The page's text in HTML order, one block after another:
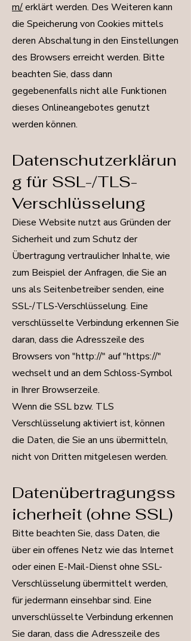
m/erklärt werden. Des Weiteren kann
die Speicherung von Cookies mittels
deren Abschaltung in den Einstellungen
des Browsers erreicht werden. Bitte
beachten Sie, dass dann
gegebenenfalls nicht alle Funktionen
dieses Onlineangebotes genutzt
werden können.
Datenschutzerklärun
g für SSL-/TLS-
Verschlüsselung
Diese Website nutzt aus Gründen der
Sicherheit und zum Schutz der
Übertragung vertraulicher Inhalte, wie
zum Beispiel der Anfragen, die Sie an
uns als Seitenbetreiber senden, eine
SSL-/TLS-Verschlüsselung. Eine
verschlüsselte Verbindung erkennen Sie
daran, dass die Adresszeile des
Browsers von "http://" auf "https://"
wechselt und an dem Schloss-Symbol
in Ihrer Browserzeile.
Wenn die SSL bzw. TLS
Verschlüsselung aktiviert ist, können
die Daten, die Sie an uns übermitteln,
nicht von Dritten mitgelesen werden.
Datenübertragungss
icherheit (ohne SSL)
Bitte beachten Sie, dass Daten, die
über ein offenes Netz wie das Internet
oder einen E-Mail-Dienst ohne SSL-
Verschlüsselung übermittelt werden,
für jedermann einsehbar sind. Eine
unverschlüsselte Verbindung erkennen
Sie daran, dass die Adresszeile des